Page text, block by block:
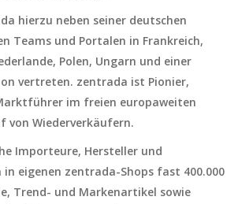
hierzu neben seiner deutschen
Teams und Portalen in Frankreich,
Polen, Ungarn und einer
vertreten. zentrada ist Pionier,
im freien europaweiten
von Wiederverkäufern.
Importeure, Hersteller und
eigenen zentrada-Shops fast 400.000
Trend- und Markenartikel sowie